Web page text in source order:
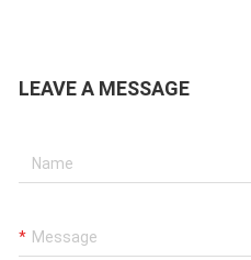
LEAVE A MESSAGE